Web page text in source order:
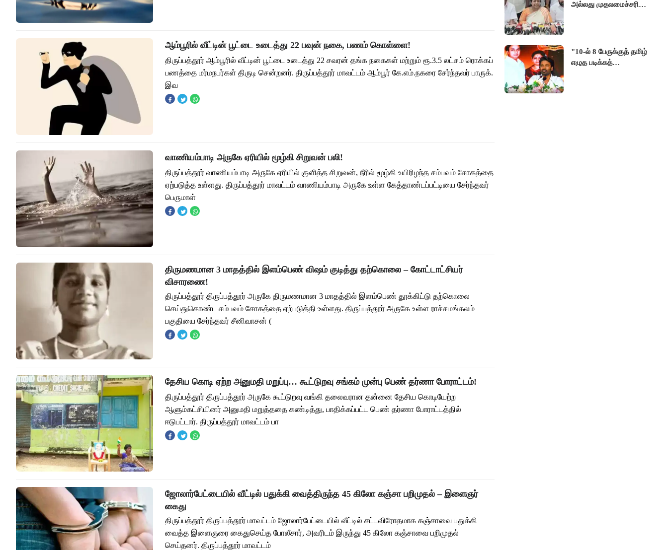
ஆம்பூரில் வீட்டின் பூட்டை உடைத்து 22 பவுன் நகை, பணம் கொள்ளை!
திருப்பத்தூர் ஆம்பூரில் வீட்டின் பூட்டை உடைத்து 22 சவரன் தங்க நகைகள் மற்றும் ரூ.3.5 லட்சம் ரொக்கப்
பணத்தை மர்மநபர்கள் திருடி சென்றனர். திருப்பத்தூர் மாவட்டம் ஆம்பூர் கே.எம்.நகரை சேர்ந்தவர் பாருக்.
இவ
வாணியம்பாடி அருகே ஏரியில் மூழ்கி சிறுவன் பலி!
திருப்பத்தூர் வாணியம்பாடி அருகே ஏரியில் குளித்த சிறுவன், நீரில் மூழ்கி உயிரிழந்த சம்பவம் சோகத்தை
ஏற்படுத்த உள்ளது. திருப்பத்தூர் மாவட்டம் வாணியம்பாடி அருகே உள்ள கேத்தாண்டப்பட்டியை சேர்ந்தவர்
பெருமாள்
திருமணமான 3 மாதத்தில் இளம்பெண் விஷம் குடித்து தற்கொலை – கோட்டாட்சியர்
விசாரணை!
திருப்பத்தூர் திருப்பத்தூர் அருகே திருமணமான 3 மாதத்தில் இளம்பெண் தூக்கிட்டு தற்கொலை
செய்துகொண்ட சம்பவம் சோகத்தை ஏற்படுத்தி உள்ளது. திருப்பத்தூர் அருகே உள்ள ராச்சமங்கலம்
பகுதியை சேர்ந்தவர் சீனிவாசன் (
தேசிய கொடி ஏற்ற அனுமதி மறுப்பு… கூட்டுறவு சங்கம் முன்பு பெண் தர்ணா போராட்டம்!
திருப்பத்தூர் திருப்பத்தூர் அருகே கூட்டுறவு வங்கி தலைவரான தன்னை தேசிய கொடியேற்ற
ஆளும்கட்சியினர் அனுமதி மறுத்ததை கண்டித்து, பாதிக்கப்பட்ட பெண் தர்ணா போராட்டத்தில்
ஈடுபட்டார். திருப்பத்தூர் மாவட்டம் பா
ஜோலார்பேட்டையில் வீட்டில் பதுக்கி வைத்திருந்த 45 கிலோ கஞ்சா பறிமுதல் – இளைஞர்
கைது
திருப்பத்தூர் திருப்பத்தூர் மாவட்டம் ஜோலார்பேட்டையில் வீட்டில் சட்டவிரோதமாக கஞ்சாவை பதுக்கி
வைத்த இளைஞரை கைதுசெய்த போலீசார், அவரிடம் இருந்து 45 கிலோ கஞ்சாவை பறிமுதல்
செய்தனர். திருப்பத்தூர் மாவட்டம்
அல்லது முதலமைச்சரின்
"10-ல் 8 பேருக்குத் தமிழ்
எழுத படிக்கத்